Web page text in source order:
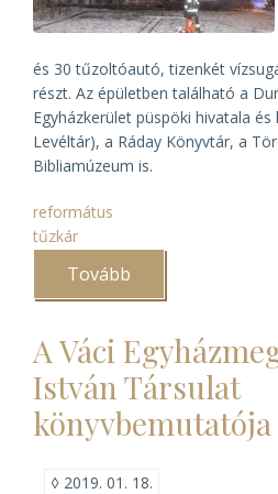
és 30 tűzoltóautó, tizenkét
részt. Az épületben található a
Egyházkerület püspöki hivatala és
Levéltár), a Ráday Könyvtár, a
Bibliamúzeum is.
református
tűzkár
Tovább
Ráday
A Váci
István Társulat
könyvbemutatója
◊ 2019. 01. 18.